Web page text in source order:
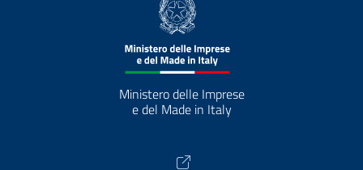
Ministero delle Imprese
e del Made in Italy